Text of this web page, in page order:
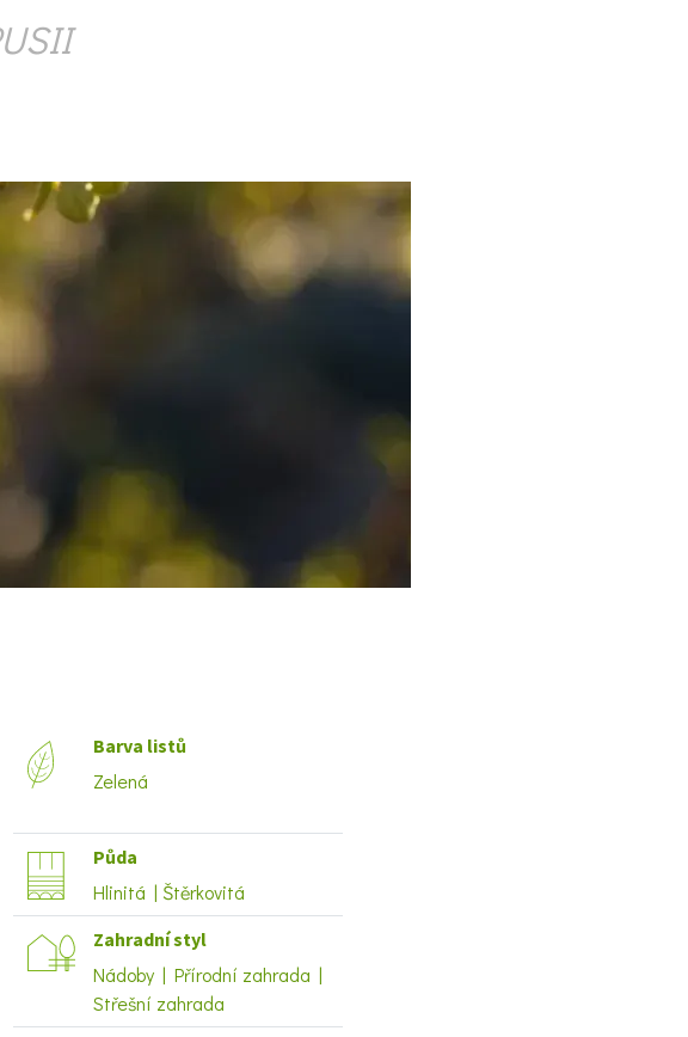
KVÍZY A TESTY
Barva listů
Zelená
Půda
Hlinitá | Štěrkovitá
Zahradní styl
Nádoby | Přírodní zahrada |
Střešní zahrada